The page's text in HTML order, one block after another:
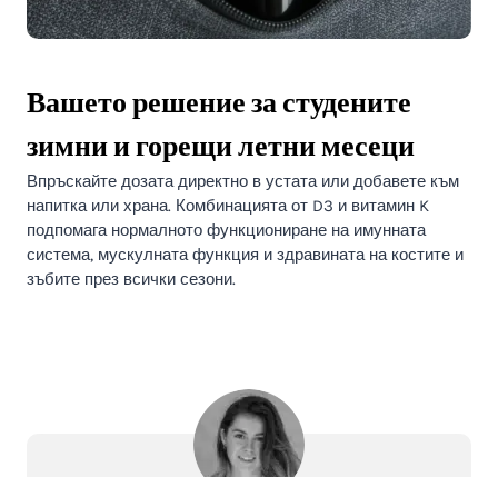
Вашето решение за студените
зимни и горещи летни месеци
Впръскайте дозата директно в устата или добавете към
напитка или храна. Комбинацията от D3 и витамин K
подпомага нормалното функциониране на имунната
система, мускулната функция и здравината на костите и
зъбите през всички сезони.